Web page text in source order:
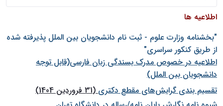
اطلاعیه ها
"بخشنامه وزارت علوم - ثبت نام دانشجويان بين الملل پذيرفته شده
از طريق كنكور سراسری"
اطلاعیه در خصوص مدرک بسندگی زبان فارسی(قابل توجه
دانشجویان بین الملل)
تقسیم بندی گرایش‌های مقطع دکتری(31 فروردین 1404)